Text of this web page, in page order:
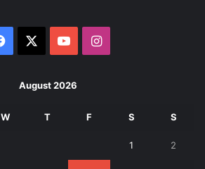
Facebook YouTubeInstagram
August 2026
W T F S S
1 2